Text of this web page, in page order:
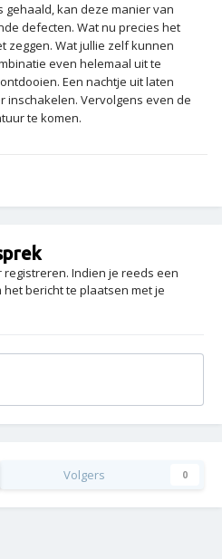
kan deze manier van
defecten. Wat nu precies het
zeggen. Wat jullie zelf kunnen
even helemaal uit te
Een nachtje uit laten
inschakelen. Vervolgens even de
te komen.
Indien je reeds een
het bericht te plaatsen met je
Volgers 0